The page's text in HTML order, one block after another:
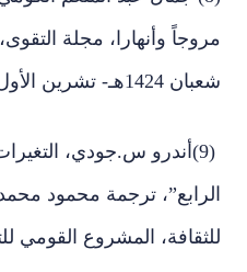
شعبان 1424هـ- تشرين الأول 2003.
(9)أندرو س.جودي،
الرابع”، ترجمة محمود
للثقافة، المشروع القومي للترجمة،